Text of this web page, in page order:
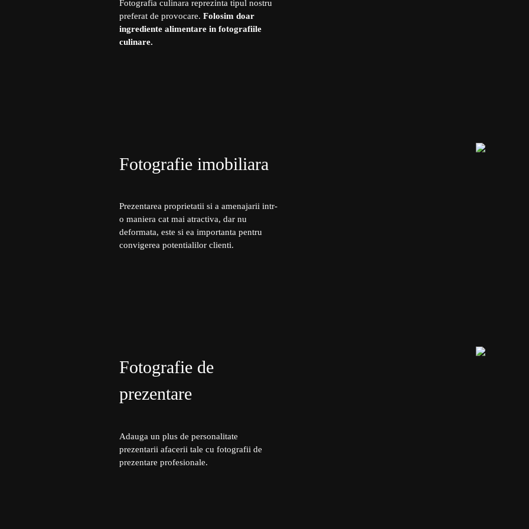
Fotografia culinara reprezinta tipul nostru
preferat de provocare. Folosim doar
ingrediente alimentare in fotografiile
culinare.
Fotografie imobiliara
Prezentarea proprietatii si a amenajarii intr-
o maniera cat mai atractiva, dar nu
deformata, este si ea importanta pentru
convigerea potentialilor clienti.
Fotografie de
prezentare
Adauga un plus de personalitate
prezentarii afacerii tale cu fotografii de
prezentare profesionale.